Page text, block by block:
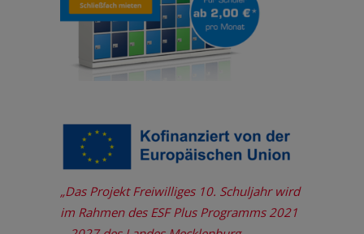
„Das Projekt Freiwilliges 10. Schuljahr wird
im Rahmen des ESF Plus Programms 2021